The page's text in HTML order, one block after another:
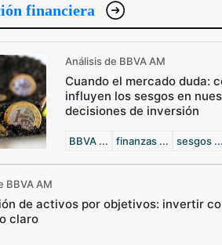
financiera
Análisis de BBVA AM
Cuando el mercado duda:
influyen los sesgos en
decisiones de inversión
BBVA ... finanzas ... sesgos ...
BBVA AM
de activos por objetivos: invertir
claro